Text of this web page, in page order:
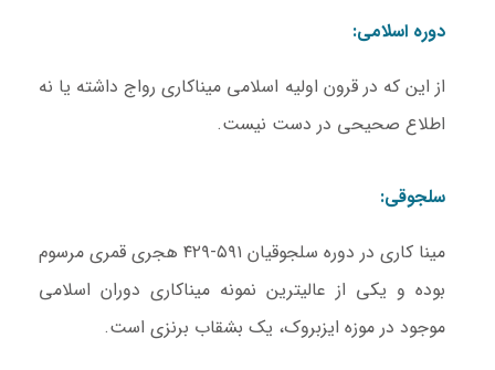
دوره اسلامی:
از این که در قرون اولیه اسلامی میناکاری رواج داشته یا نه
اطلاع صحیحی در دست نیست.
سلجوقی:
مینا کاری در دوره سلجوقیان ۵۹۱-۴۲۹ هجری قمری مرسوم
بوده و یکی از عالیترین نمونه میناکاری دوران اسلامی
موجود در موزه ایزبروک، یک بشقاب برنزی است.